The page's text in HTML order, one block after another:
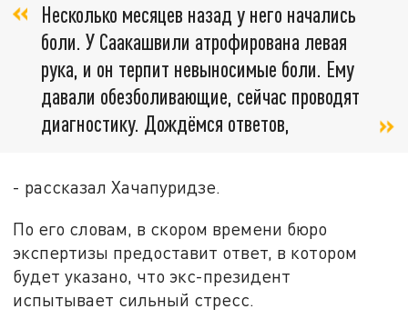
Несколько месяцев назад у него начались
боли. У Саакашвили атрофирована левая
рука, и он терпит невыносимые боли. Ему
давали обезболивающие, сейчас проводят
диагностику. Дождёмся ответов,
- рассказал Хачапуридзе.
По его словам, в скором времени бюро
экспертизы предоставит ответ, в котором
будет указано, что экс-президент
испытывает сильный стресс.